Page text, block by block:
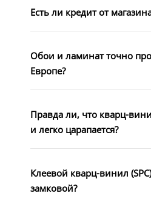
Есть ли кредит от
Обои и ламинат точно
Европе?
Правда ли, что кварц-
и легко царапается?
Клеевой кварц-винил
замковой?